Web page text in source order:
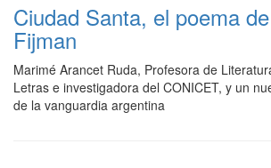
Ciudad Santa, el poema
Fijman
Marimé Arancet Ruda, Profesora de
Letras e investigadora del CONICET, y un
de la vanguardia argentina